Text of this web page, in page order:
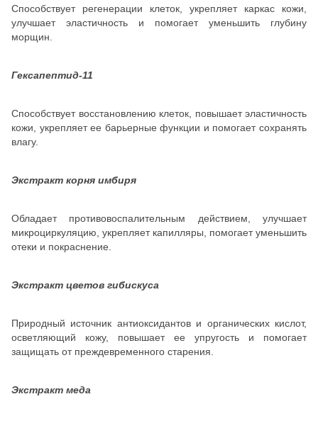
Способствует регенерации клеток, укрепляет каркас кожи,
улучшает эластичность и помогает уменьшить глубину
морщин.
Гексапептид-11
Способствует восстановлению клеток, повышает эластичность
кожи, укрепляет ее барьерные функции и помогает сохранять
влагу.
Экстракт корня имбиря
Обладает противовоспалительным действием, улучшает
микроциркуляцию, укрепляет капилляры, помогает уменьшить
отеки и покраснение.
Экстракт цветов гибискуса
Природный источник антиоксидантов и органических кислот,
осветляющий кожу, повышает ее упругость и помогает
защищать от преждевременного старения.
Экстракт меда